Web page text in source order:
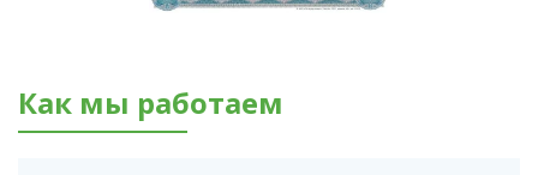
Как мы работаем